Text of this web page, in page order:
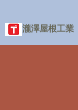
​瀧澤屋根工業